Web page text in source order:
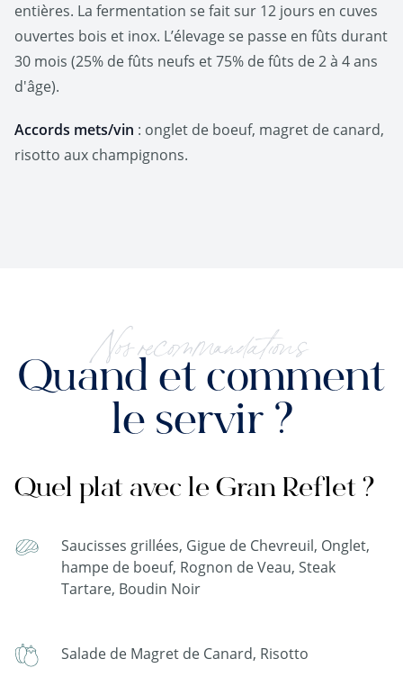
entières. La fermentation se fait sur 12 jours en cuves
ouvertes bois et inox. L’élevage se passe en fûts durant
30 mois (25% de fûts neufs et 75% de fûts de 2 à 4 ans
d'âge).
Accords mets/vin : onglet de boeuf, magret de canard,
risotto aux champignons.
Nos recommandations
Quand et comment
le servir ?
Quel plat avec le Gran Reflet ?
Saucisses grillées, Gigue de Chevreuil, Onglet,
hampe de boeuf, Rognon de Veau, Steak
Tartare, Boudin Noir
Salade de Magret de Canard, Risotto